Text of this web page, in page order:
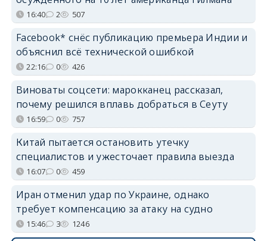
16:40 2 507
Facebook* снёс публикацию премьера Индии и
объяснил всё технической ошибкой
22:16 0 426
Виноваты соцсети: марокканец рассказал,
почему решился вплавь добраться в Сеуту
16:59 0 757
Китай пытается остановить утечку
специалистов и ужесточает правила выезда
16:07 0 459
Иран отменил удар по Украине, однако
требует компенсацию за атаку на судно
15:46 3 1246